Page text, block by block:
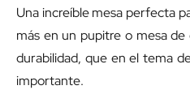
Una increíble mesa perfecta
más en un pupitre o mesa
durabilidad, que en el tema
importante.